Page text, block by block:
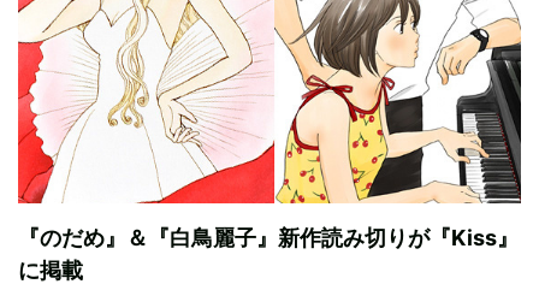
『のだめ』＆『白鳥麗子』新作読み切りが『Kiss』
に掲載